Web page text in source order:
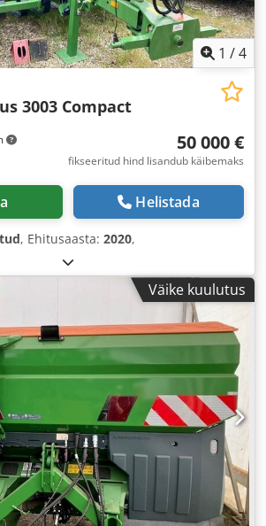
1 /4
3003 Compact
50 000 €
fikseeritud hind lisandub käibemaks
Helistada
, Ehitusaasta: 2020,
Väike kuulutus